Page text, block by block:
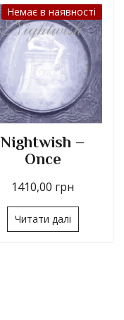
Немає в наявності
Nightwish –
Once
1410,00 грн
Читати далі